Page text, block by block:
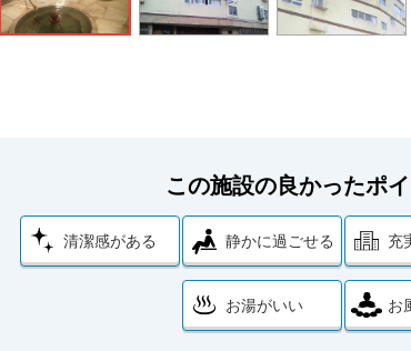
この施設の良かったポ
清潔感がある 静かに過ごせる 充
お湯がいい お